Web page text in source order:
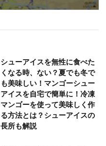
シューアイスを無性に食べた
くなる時、ない？夏でも冬で
も美味しい！マンゴーシュー
アイスを自宅で簡単に！冷凍
マンゴーを使って美味しく作
る方法とは？シューアイスの
長所も解説